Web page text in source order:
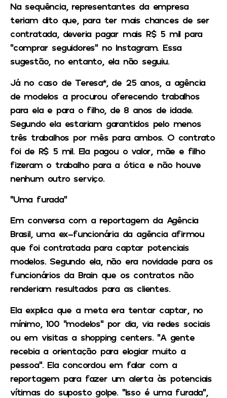
Na sequência, representantes da empresa
teriam dito que, para ter mais chances de ser
contratada, deveria pagar mais R$ 5 mil para
“comprar seguidores” no Instagram. Essa
sugestão, no entanto, ela não seguiu.
Já no caso de Teresa*, de 25 anos, a agência
de modelos a procurou oferecendo trabalhos
para ela e para o filho, de 8 anos de idade.
Segundo ela estariam garantidos pelo menos
três trabalhos por mês para ambos. O contrato
foi de R$ 5 mil. Ela pagou o valor, mãe e filho
fizeram o trabalho para a ótica e não houve
nenhum outro serviço.
“Uma furada”
Em conversa com a reportagem da Agência
Brasil, uma ex-funcionária da agência afirmou
que foi contratada para captar potenciais
modelos. Segundo ela, não era novidade para os
funcionários da Brain que os contratos não
renderiam resultados para as clientes.
Ela explica que a meta era tentar captar, no
mínimo, 100 “modelos” por dia, via redes sociais
ou em visitas a shopping centers. “A gente
recebia a orientação para elogiar muito a
pessoa”. Ela concordou em falar com a
reportagem para fazer um alerta às potenciais
vítimas do suposto golpe. “Isso é uma furada”,